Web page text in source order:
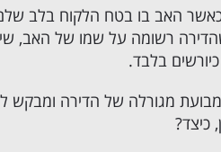
האב בו בטח הלקוח בלב שלם
שהדירה רשומה על שמו של האב,
בלבד.
מגורלה של הדירה ומבקש
כיצד?